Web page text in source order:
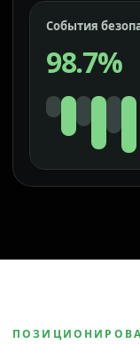
События
98.7%